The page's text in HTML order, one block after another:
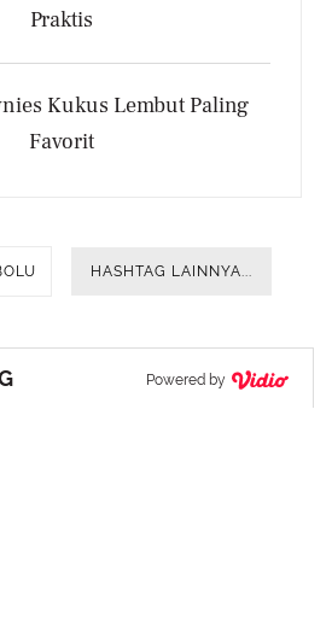
Praktis
Kukus Lembut Paling
Favorit
HASHTAG LAINNYA...
Powered by